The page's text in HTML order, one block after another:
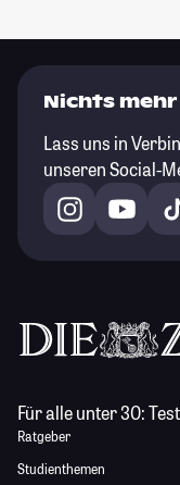
Nichts
Lass uns in
unseren Social-
Für alle unter 30:
Ratgeber
Studienthemen